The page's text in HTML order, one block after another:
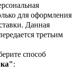
для оформления
Данная
третьим
способ
: